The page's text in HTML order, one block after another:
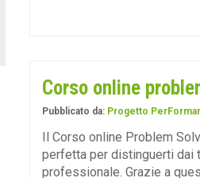
Corso online
Pubblicato da: Progetto
Il Corso online Problem
perfetta per distinguerti dai
professionale. Grazie a